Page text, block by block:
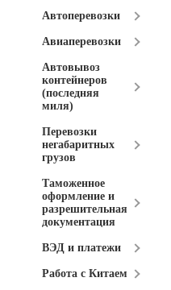
Автоперевозки
Авиаперевозки
Автовывоз
контейнеров
(последняя
миля)
Перевозки
негабаритных
грузов
Таможенное
оформление и
разрешительная
документация
ВЭД и платежи
Работа с Китаем